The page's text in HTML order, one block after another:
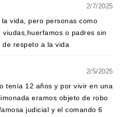
2/7/2025
vida, pero personas como
o padres sin
de respeto a la vida
2/5/2025
tenía 12 años y por vivir en una
eramos objeto de robo
judicial y el comando 6